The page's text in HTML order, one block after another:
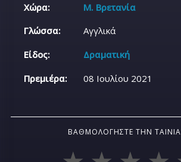
Χώρα:
Μ. Βρετανία
Γλώσσα:
Αγγλικά
Είδος:
Δραματική
Πρεμιέρα:
08 Ιουλίου 2021
ΒΑΘΜΟΛΟΓΉΣΤΕ ΤΗΝ ΤΑΙΝΊΑ